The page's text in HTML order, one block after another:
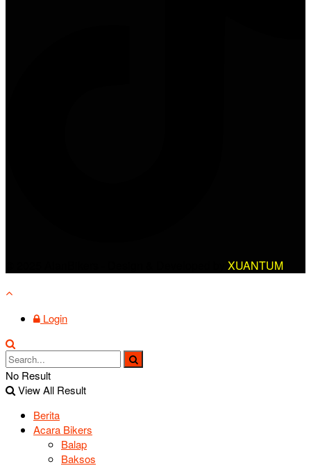
XUANTUM
Login
No Result
View All Result
Berita
Acara Bikers
Balap
Baksos